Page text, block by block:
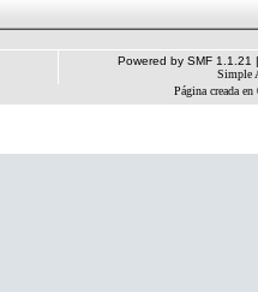
Powered by SMF 1.1.21
Simple
Página creada